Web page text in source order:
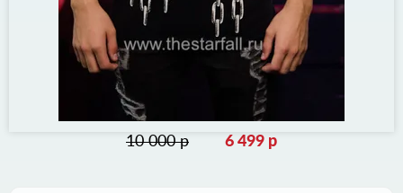
10 000 р 6 499 р